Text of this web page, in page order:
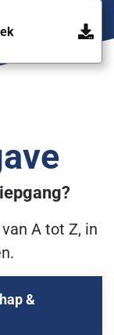
A tot Z, in
&